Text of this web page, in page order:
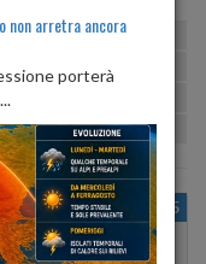
U:74%
U:98%-100%
13 VEN 14 SAB 15
non arretra ancora
porterà